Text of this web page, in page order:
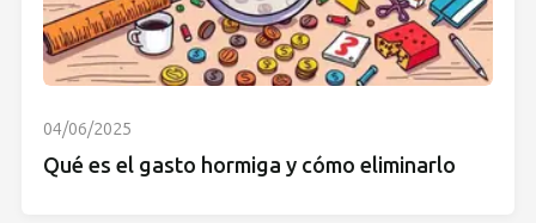
04/06/2025
Qué es el gasto hormiga y cómo eliminarlo